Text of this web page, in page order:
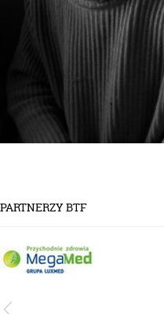
PARTNERZY BTF